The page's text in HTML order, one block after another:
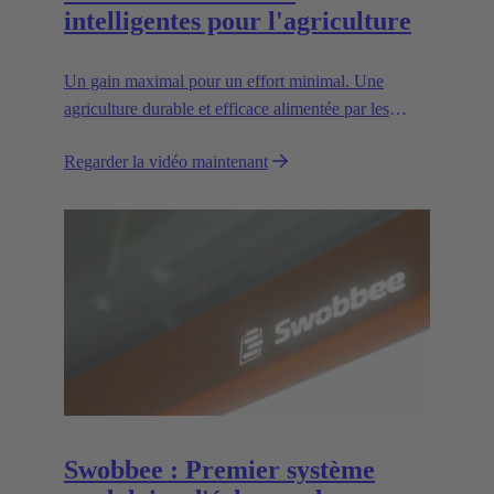
intelligentes pour l'agriculture
Un gain maximal pour un effort minimal. Une
agriculture durable et efficace alimentée par les
Regarder la vidéo maintenant
Swobbee : Premier système